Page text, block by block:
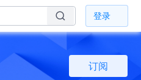
登录
订阅